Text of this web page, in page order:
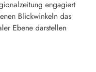
engagiert
Blickwinkeln das
Ebene darstellen